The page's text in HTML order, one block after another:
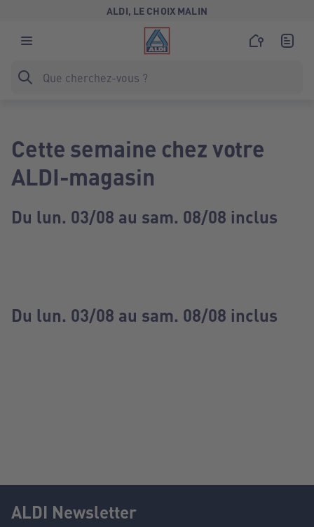
ALDI, LE CHOIX MALIN
Cette semaine chez votre
ALDI-magasin
Du lun. 03/08 au sam. 08/08 inclus
Du lun. 03/08 au sam. 08/08 inclus
ALDI Newsletter